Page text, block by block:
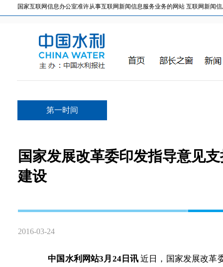
国家互联网信息办公室准许从事互联网新闻信息服务业务的网站 互联网新闻信
第一时间
国家发展改革委印发指导意见
建设
2016-03-24
中国水利网站3月24日讯 近日，国家发展改革